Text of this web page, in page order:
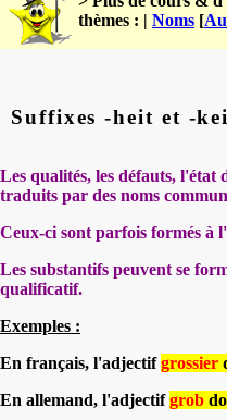
thèmes : | Noms [
Suffixes -heit et -
Les qualités, les défauts, l'état
traduits par des noms
Ceux-ci sont parfois formés à
Les substantifs peuvent se
qualificatif.
Exemples :
En français, l'adjectif grossier
En allemand, l'adjectifgrob